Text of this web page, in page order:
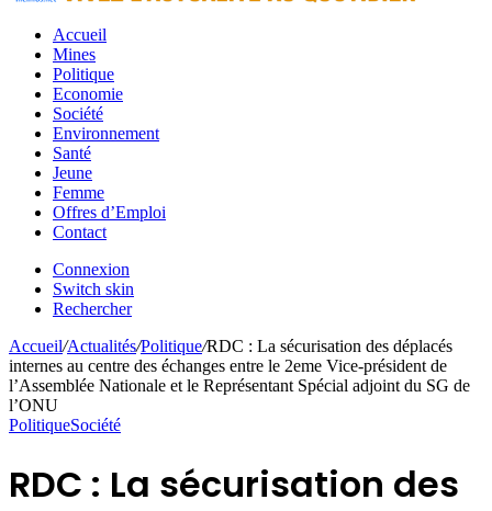
Accueil
Mines
Politique
Economie
Société
Environnement
Santé
Jeune
Femme
Offres d’Emploi
Contact
Connexion
Switch skin
Rechercher
Accueil/Actualités/Politique/RDC : La sécurisation des déplacés
internes au centre des échanges entre le 2eme Vice-président de
l’Assemblée Nationale et le Représentant Spécial adjoint du SG de
l’ONU
PolitiqueSociété
RDC : La sécurisation des